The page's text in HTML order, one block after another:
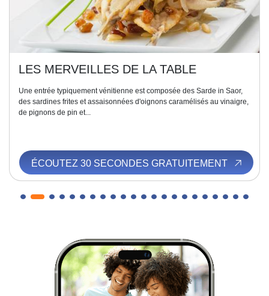
LES MERVEILLES DE LA TABLE
Une entrée typiquement vénitienne est composée des Sarde in Saor,
des sardines frites et assaisonnées d'oignons caramélisés au vinaigre,
de pignons de pin et...
ÉCOUTEZ 30 SECONDES GRATUITEMENT